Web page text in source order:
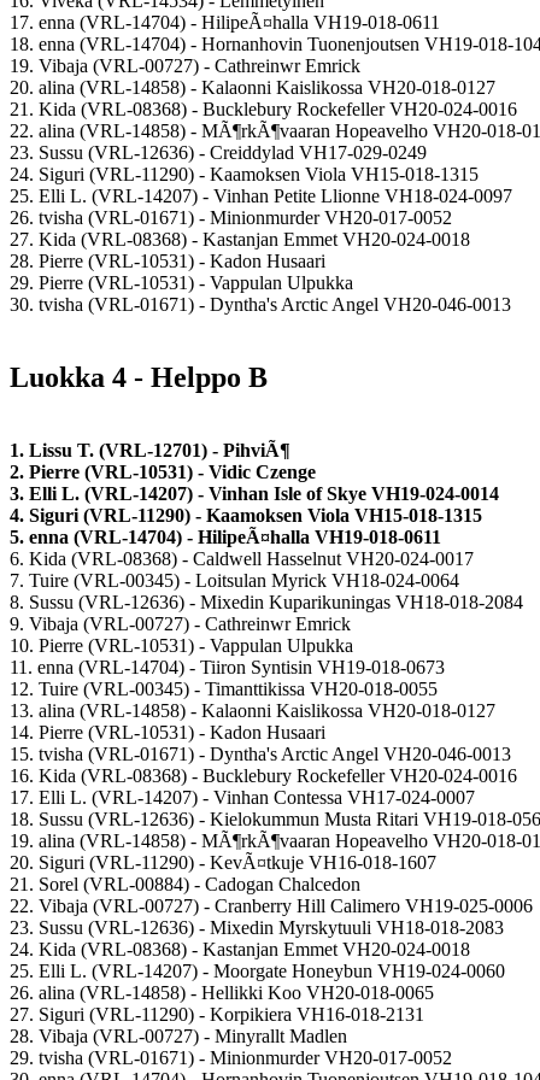
17. enna (VRL-14704) - HilipeÃ¤halla VH19-018-0611
18. enna (VRL-14704) - Hornanhovin Tuonenjoutsen VH19-018-
19. Vibaja (VRL-00727) - Cathreinwr Emrick
20. alina (VRL-14858) - Kalaonni Kaislikossa VH20-018-0127
21. Kida (VRL-08368) - Bucklebury Rockefeller VH20-024-0016
22. alina (VRL-14858) - MÃ¶rkÃ¶vaaran Hopeavelho VH20-018-
23. Sussu (VRL-12636) - Creiddylad VH17-029-0249
24. Siguri (VRL-11290) - Kaamoksen Viola VH15-018-1315
25. Elli L. (VRL-14207) - Vinhan Petite Llionne VH18-024-0097
26. tvisha (VRL-01671) - Minionmurder VH20-017-0052
27. Kida (VRL-08368) - Kastanjan Emmet VH20-024-0018
28. Pierre (VRL-10531) - Kadon Husaari
29. Pierre (VRL-10531) - Vappulan Ulpukka
30. tvisha (VRL-01671) - Dyntha's Arctic Angel VH20-046-0013
Luokka 4 - Helppo B
1. Lissu T. (VRL-12701) - PihviÃ¶
2. Pierre (VRL-10531) - Vidic Czenge
3. Elli L. (VRL-14207) - Vinhan Isle of Skye VH19-024-0014
4. Siguri (VRL-11290) - Kaamoksen Viola VH15-018-1315
5. enna (VRL-14704) - HilipeÃ¤halla VH19-018-0611
6. Kida (VRL-08368) - Caldwell Hasselnut VH20-024-0017
7. Tuire (VRL-00345) - Loitsulan Myrick VH18-024-0064
8. Sussu (VRL-12636) - Mixedin Kuparikuningas VH18-018-2084
9. Vibaja (VRL-00727) - Cathreinwr Emrick
10. Pierre (VRL-10531) - Vappulan Ulpukka
11. enna (VRL-14704) - Tiiron Syntisin VH19-018-0673
12. Tuire (VRL-00345) - Timanttikissa VH20-018-0055
13. alina (VRL-14858) - Kalaonni Kaislikossa VH20-018-0127
14. Pierre (VRL-10531) - Kadon Husaari
15. tvisha (VRL-01671) - Dyntha's Arctic Angel VH20-046-0013
16. Kida (VRL-08368) - Bucklebury Rockefeller VH20-024-0016
17. Elli L. (VRL-14207) - Vinhan Contessa VH17-024-0007
18. Sussu (VRL-12636) - Kielokummun Musta Ritari VH19-018-
19. alina (VRL-14858) - MÃ¶rkÃ¶vaaran Hopeavelho VH20-018-
20. Siguri (VRL-11290) - KevÃ¤tkuje VH16-018-1607
21. Sorel (VRL-00884) - Cadogan Chalcedon
22. Vibaja (VRL-00727) - Cranberry Hill Calimero VH19-025-0006
23. Sussu (VRL-12636) - Mixedin Myrskytuuli VH18-018-2083
24. Kida (VRL-08368) - Kastanjan Emmet VH20-024-0018
25. Elli L. (VRL-14207) - Moorgate Honeybun VH19-024-0060
26. alina (VRL-14858) - Hellikki Koo VH20-018-0065
27. Siguri (VRL-11290) - Korpikiera VH16-018-2131
28. Vibaja (VRL-00727) - Minyrallt Madlen
29. tvisha (VRL-01671) - Minionmurder VH20-017-0052